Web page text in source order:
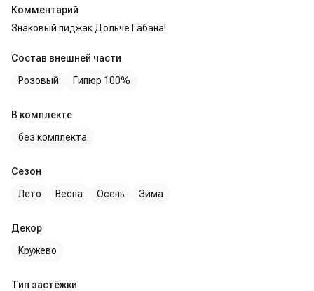
Комментарий
Знаковый пиджак Дольче Габана!
Состав внешней части
Розовый
Гипюр 100%
В комплекте
без комплекта
Сезон
Лето
Весна Осень Зима
Декор
Кружево
Тип застёжки